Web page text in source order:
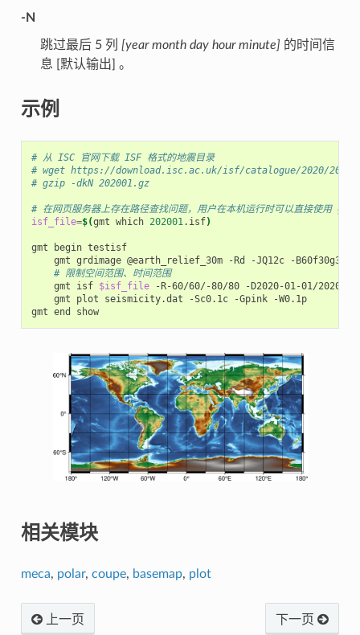
-N
跳过最后 5 列 [year month day hour minute] 的时间信
息 [默认输出] 。
示例
# 从 ISC 官网下载 ISF 格式的地震目录
# wget https://download.isc.ac.uk/isf/catalogue/2020/
# gzip -dkN 202001.gz
# 在网页服务器上存在路径查找问题，用户在本机运行时可以直接使用
isf_file=$(gmt which 202001.isf)
gmt begin
testisf
gmt grdimage @earth_relief_30m -Rd -JQ12c
# 限制空间范围、时间范围
gmt
isf $isf_file -R-60/60/-80/80
-D2020-01-01/2020-
gmt
plot seismicity.dat -Sc0.1c -Gpink
-W0.1p
gmt end show
相关模块
meca, polar, coupe, basemap, plot
上一页 下一页